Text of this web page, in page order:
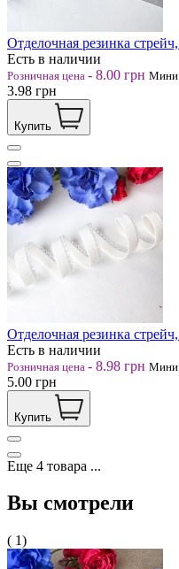
Отделочная резинка
Есть в наличии
Розничная цена - 8.00 грн Мини
3.98 грн
Купить
Отделочная резинка
Есть в наличии
Розничная цена - 8.98 грн Мини
5.00 грн
Купить
Еще 4 товара ...
Вы смотрели
( 1)